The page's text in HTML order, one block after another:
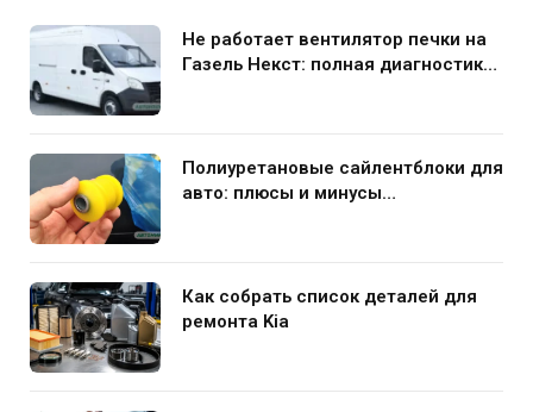
Не работает вентилятор печки на
Газель Некст: полная диагностика
Полиуретановые сайлентблоки для
авто: плюсы и минусы
Как собрать список деталей для
ремонта Kia